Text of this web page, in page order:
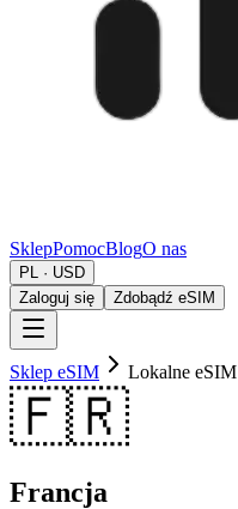
SklepPomocBlogO nas
PL · USD
Zaloguj się
Zdobądź eSIM
Sklep eSIM Lokalne eSIM
🇫🇷
Francja